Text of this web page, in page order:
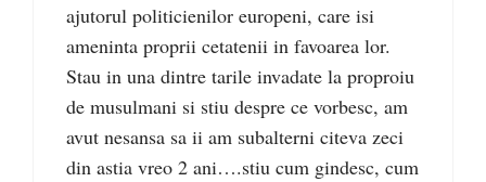
ajutorul politicienilor europeni, care isi
ameninta proprii cetatenii in favoarea lor.
Stau in una dintre tarile invadate la proproiu
de musulmani si stiu despre ce vorbesc, am
avut nesansa sa ii am subalterni citeva zeci
din astia vreo 2 ani….stiu cum gindesc, cum